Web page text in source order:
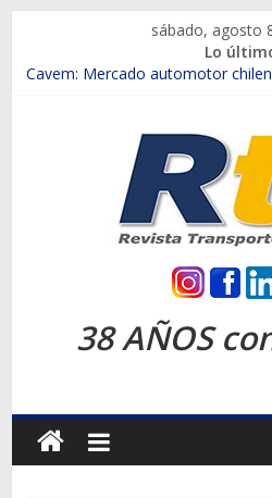
contenido
sábado, agosto
Lo
Chile es el primer mercado
Salfa suma vehículos
Samex amplía su red con nuevas
SINOTRUK Pick-ups presentó la
la Expo Compras Públicas 2026
Revista
Terrestre
38 AÑOS